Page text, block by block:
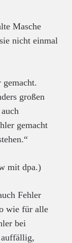
Masche
nicht einmal
gemacht.
großen
gemacht
mit dpa.)
Fehler
wie für alle
bei
auffällig,